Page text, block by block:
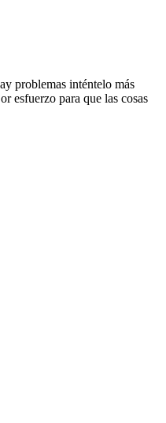
problemas inténtelo más
esfuerzo para que las cosas